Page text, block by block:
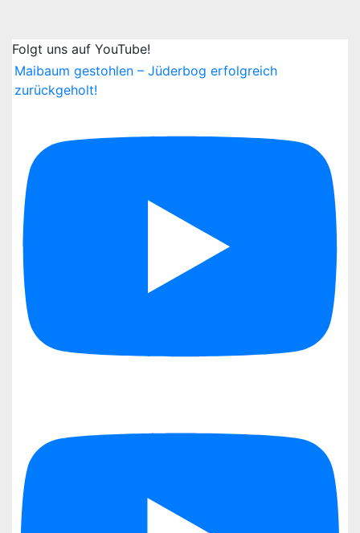
Folgt uns auf YouTube!
Maibaum gestohlen – Jüderbog erfolgreich
zurückgeholt!